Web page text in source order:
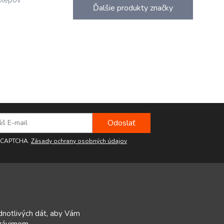
Ďalšie produkty značky
Zásady ochrany osobných údajov
dát, aby Vám